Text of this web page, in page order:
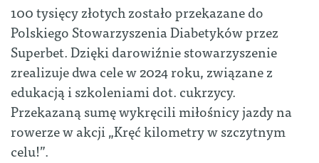
100 tysięcy złotych zostało przekazane do
Polskiego Stowarzyszenia Diabetyków przez
Superbet. Dzięki darowiźnie stowarzyszenie
zrealizuje dwa cele w 2024 roku, związane z
edukacją i szkoleniami dot. cukrzycy.
Przekazaną sumę wykręcili miłośnicy jazdy na
rowerze w akcji „Kręć kilometry w szczytnym
celu!”.